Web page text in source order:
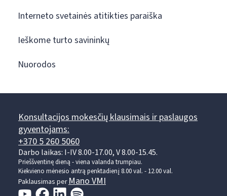
Interneto svetainės atitikties paraiška
Ieškome turto savininkų
Nuorodos
Konsultacijos mokesčių klausimais ir paslaugos
gyventojams:
+370 5 260 5060
Darbo laikas: I-IV 8.00-17.00, V 8.00-15.45.
Prieššventinę dieną - viena valanda trumpiau.
Kiekvieno mėnesio antrą penktadienį 8.00 val. - 12.00 val.
Paklausimas per Mano VMI